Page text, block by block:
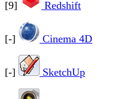
[9] Redshift
[-] Cinema 4D
[-] SketchUp